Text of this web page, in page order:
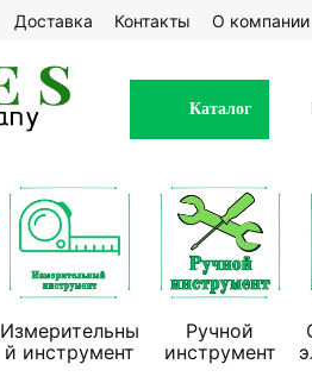
Доставка Контакты О компании
Каталог
Измерительны
й инструмент
Ручной
инструмент